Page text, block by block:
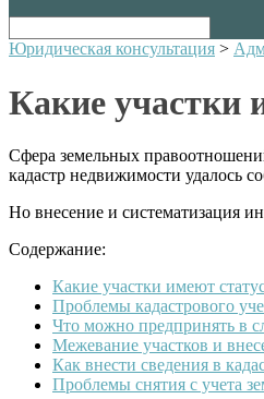
Юридическая консультация >
Какие участки
Сфера земельных
кадастр недвижимости удалось
Но внесение и систематизация
Содержание:
Какие участки имеют
Проблемы кадастрового
Что можно предпринять в
Межевание участков и
Как внести сведения в
Проблемы снятия с учета